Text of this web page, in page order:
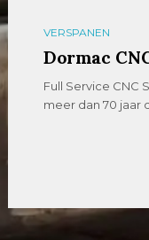
VERSPANEN
Dormac
Full Service CNC
meer dan 70 jaar